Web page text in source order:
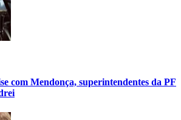
com Mendonça, superintendentes da PF